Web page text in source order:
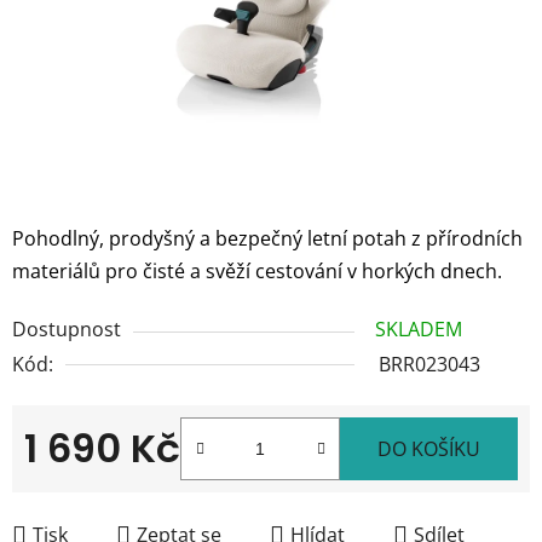
Pohodlný, prodyšný a bezpečný letní potah z přírodních
materiálů pro čisté a svěží cestování v horkých dnech.
Dostupnost
SKLADEM
Kód:
BRR023043
1 690 Kč DO KOŠÍKU
Tisk Zeptat se Hlídat Sdílet